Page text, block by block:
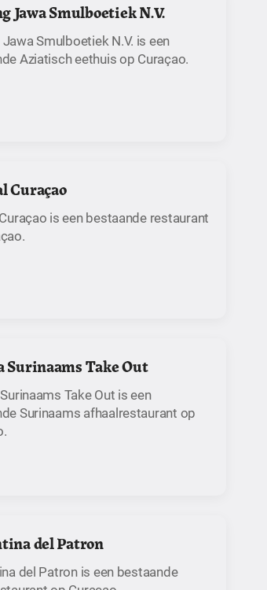
Jawa Smulboetiek N.V.
Smulboetiek N.V. is een
Aziatisch eethuis op Curaçao.
Curaçao
is een bestaande restaurant
Surinaams Take Out
Take Out is een
Surinaams afhaalrestaurant op
del Patron
del Patron is een bestaande